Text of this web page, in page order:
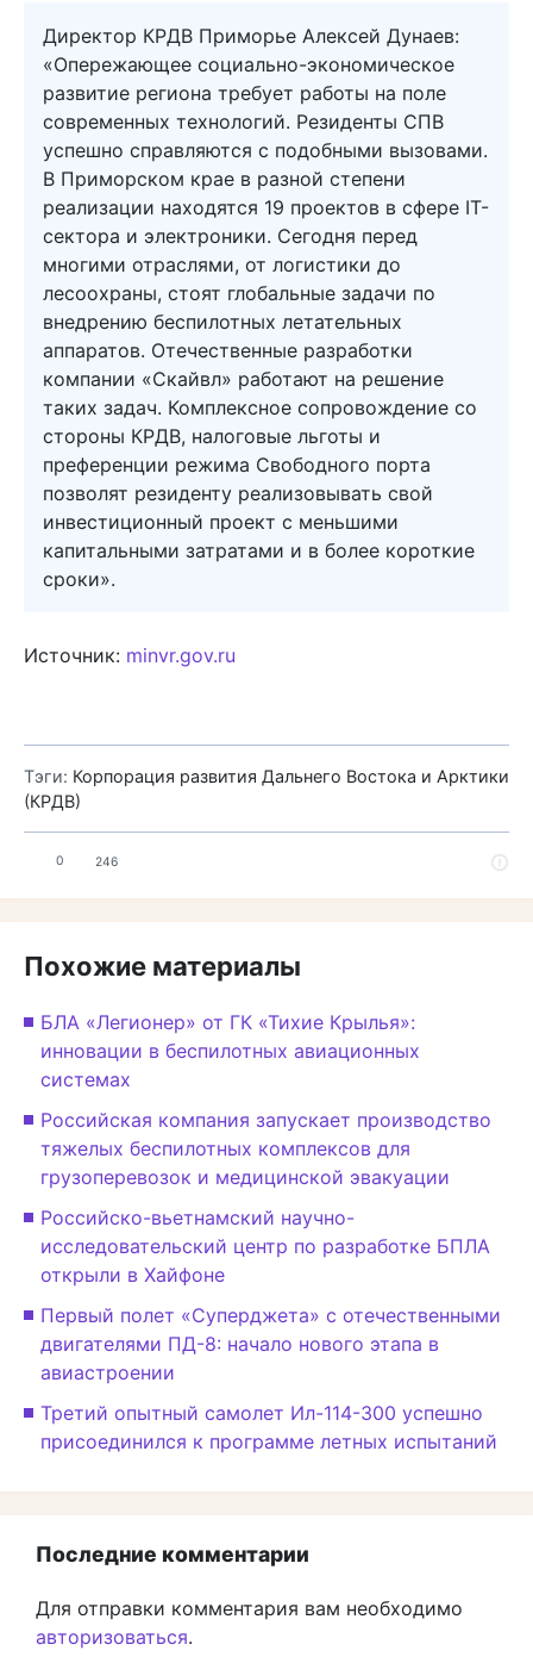
Директор КРДВ Приморье Алексей Дунаев:
«Опережающее социально-экономическое
развитие региона требует работы на поле
современных технологий. Резиденты СПВ
успешно справляются с подобными вызовами.
В Приморском крае в разной степени
реализации находятся 19 проектов в сфере IT-
сектора и электроники. Сегодня перед
многими отраслями, от логистики до
лесоохраны, стоят глобальные задачи по
внедрению беспилотных летательных
аппаратов. Отечественные разработки
компании «Скайвл» работают на решение
таких задач. Комплексное сопровождение со
стороны КРДВ, налоговые льготы и
преференции режима Свободного порта
позволят резиденту реализовывать свой
инвестиционный проект с меньшими
капитальными затратами и в более короткие
сроки».
Источник: minvr.gov.ru
Тэги: Корпорация развития Дальнего Востока и Арктики
(КРДВ)
0 246
Похожие материалы
БЛА «Легионер» от ГК «Тихие Крылья»:
инновации в беспилотных авиационных
системах
Российская компания запускает производство
тяжелых беспилотных комплексов для
грузоперевозок и медицинской эвакуации
Российско-вьетнамский научно-
исследовательский центр по разработке БПЛА
открыли в Хайфоне
Первый полет «Суперджета» с отечественными
двигателями ПД-8: начало нового этапа в
авиастроении
Третий опытный самолет Ил-114-300 успешно
присоединился к программе летных испытаний
Последние комментарии
Для отправки комментария вам необходимо
авторизоваться.